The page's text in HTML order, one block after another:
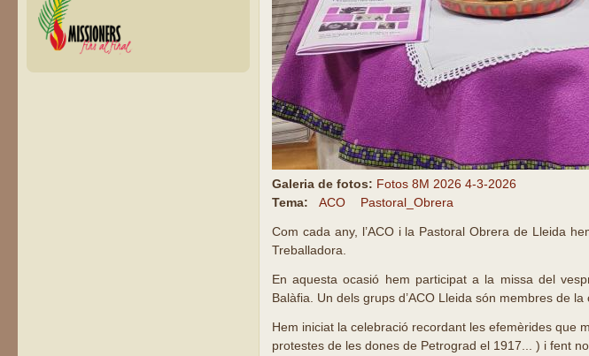
Galeria de fotos: Fotos 8M 2026 4-3-2026
Tema:
ACO Pastoral_Obrera
Com cada any, l’ACO i la Pastoral Obrera de Lleida
Treballadora.
En aquesta ocasió hem participat a la missa del
Balàfia. Un dels grups d’ACO Lleida són membres de la
Hem iniciat la celebració recordant les efemèrides que
protestes de les dones de Petrograd el 1917... ) i fent